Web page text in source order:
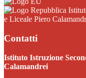
e Liceale Piero
Contatti
Istituto Istruzione
Calamandrei